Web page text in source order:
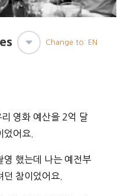
Change to: EN
영화 예산을 2억 달
어요.
영 했는데 나는 예전부
참이었어요.